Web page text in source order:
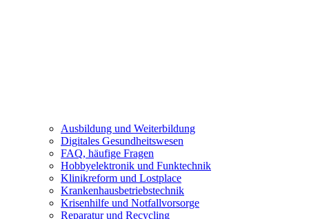
Ausbildung und Weiterbildung
Digitales Gesundheitswesen
FAQ, häufige Fragen
Hobbyelektronik und Funktechnik
Klinikreform und Lostplace
Krankenhausbetriebstechnik
Krisenhilfe und Notfallvorsorge
Reparatur und Recycling